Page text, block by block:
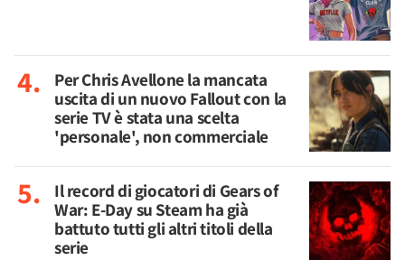
Per Chris Avellone la mancata
uscita di un nuovo Fallout con la
serie TV è stata una scelta
'personale', non commerciale
Il record di giocatori di Gears of
War: E-Day su Steam ha già
battuto tutti gli altri titoli della
serie